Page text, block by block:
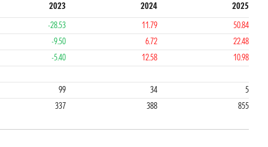
2023 2024
2025
-28.53 11.79
50.84
-9.50 6.72
22.48
-5.40 12.58
10.98
2 1
99 34
5
337 388 855